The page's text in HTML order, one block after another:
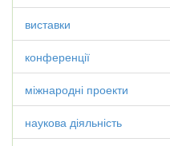
виставки
конференції
міжнародні проекти
наукова діяльність